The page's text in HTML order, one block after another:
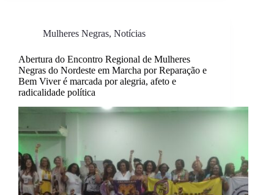
Mulheres Negras, Notícias
Abertura do Encontro Regional de Mulheres
Negras do Nordeste em Marcha por Reparação e
Bem Viver é marcada por alegria, afeto e
radicalidade política